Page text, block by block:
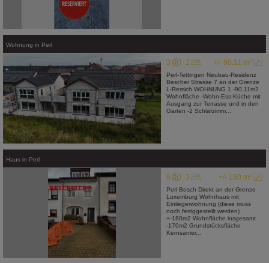
Wohnung in Perl
+/- 90,11 m²
3 2
Perl-Tettingen Neubau-Residenz
Bescher Strasse 7 an der Grenze
L-Remich WOHNUNG 1 -90,11m2
Wohnfläche -Wohn-Ess-Küche mit
Ausgang zur Terrasse und in den
Garten -2 Schlafzimm...
Haus in Perl
+/- 180 m²
6 3
Perl Besch Direkt an der Grenze
Luxemburg Wohnhaus mit
Einliegerwohnung (diese muss
noch fertiggestellt werden)
+-180m2 Wohnfläche insgesamt
-170m2 Grundstücksfläche
Kernsanier...